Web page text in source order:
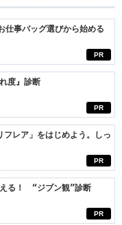
PR
仕事バッグ選びから始める
PR
度』診断
PR
レア」をはじめよう。しっ
PR
える！ “ジブン観”診断